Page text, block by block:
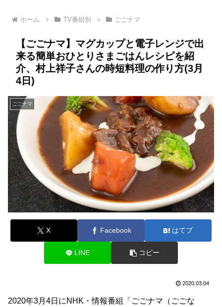
ホーム TV番組別 ごごナマ
【ごごナマ】マグカップと電子レンジで出
来る簡単おひとりさまごはんレシピを紹
介、村上祥子さんの時短料理の作り方(3月
4日)
ごごナマ
X Facebook はてブ
LINE コピー
2020.03.04
2020年3月4日にNHK・情報番組「ごごナマ（ごごな